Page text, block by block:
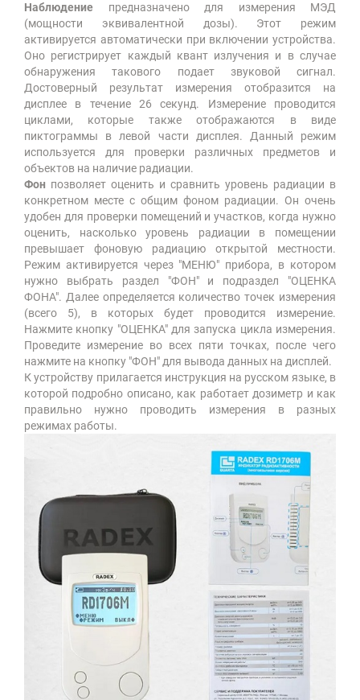
Наблюдение предназначено для измерения МЭД
(мощности эквивалентной дозы). Этот режим
активируется автоматически при включении устройства.
Оно регистрирует каждый квант излучения и в случае
обнаружения такового подает звуковой сигнал.
Достоверный результат измерения отобразится на
дисплее в течение 26 секунд. Измерение проводится
циклами, которые также отображаются в виде
пиктограммы в левой части дисплея. Данный режим
используется для проверки различных предметов и
объектов на наличие радиации.
Фон позволяет оценить и сравнить уровень радиации в
конкретном месте с общим фоном радиации. Он очень
удобен для проверки помещений и участков, когда нужно
оценить, насколько уровень радиации в помещении
превышает фоновую радиацию открытой местности.
Режим активируется через "МЕНЮ" прибора, в котором
нужно выбрать раздел "ФОН" и подраздел "ОЦЕНКА
ФОНА". Далее определяется количество точек измерения
(всего 5), в которых будет проводится измерение.
Нажмите кнопку "ОЦЕНКА" для запуска цикла измерения.
Проведите измерение во всех пяти точках, после чего
нажмите на кнопку "ФОН" для вывода данных на дисплей.
К устройству прилагается инструкция на русском языке, в
которой подробно описано, как работает дозиметр и как
правильно нужно проводить измерения в разных
режимах работы.